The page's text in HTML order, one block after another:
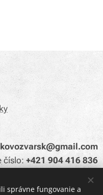
kovozvarsk@gmail.com
číslo:+421 904 416 836
správne fungovanie a